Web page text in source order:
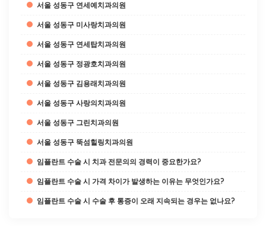
서울 성동구 연세예치과의원
서울 성동구 미사랑치과의원
서울 성동구 연세탑치과의원
서울 성동구 정광호치과의원
서울 성동구 김용래치과의원
서울 성동구 사랑의치과의원
서울 성동구 그린치과의원
서울 성동구 뚝섬힐링치과의원
임플란트 수술 시 치과 전문의의 경력이 중요한가요?
임플란트 수술 시 가격 차이가 발생하는 이유는 무엇인가요?
임플란트 수술 시 수술 후 통증이 오래 지속되는 경우는 없나요?